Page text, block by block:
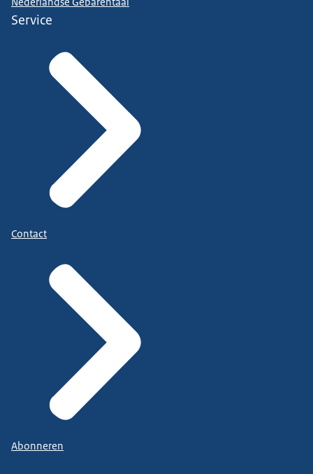
Service
Contact
Abonneren